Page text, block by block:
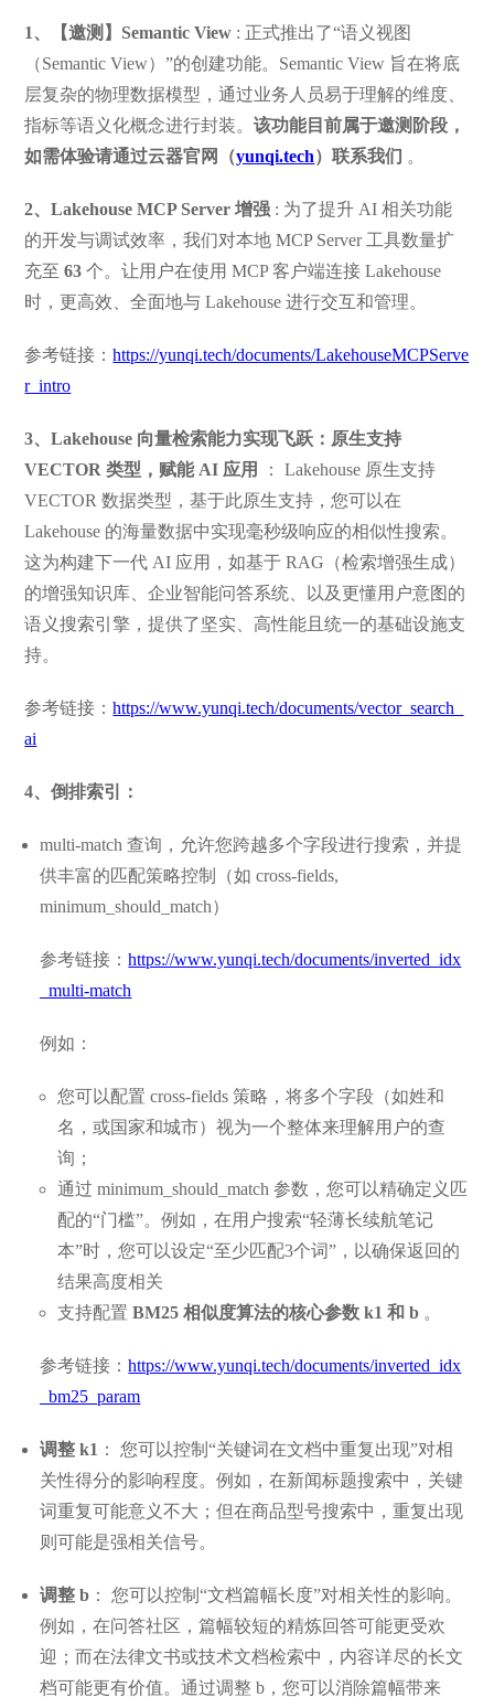
1、【邀测】Semantic View : 正式推出了“语义视图
（Semantic View）”的创建功能。Semantic View 旨在将底
层复杂的物理数据模型，通过业务人员易于理解的维度、
指标等语义化概念进行封装。该功能目前属于邀测阶段，
如需体验请通过云器官网（yunqi.tech）联系我们 。
2、Lakehouse MCP Server 增强 : 为了提升 AI 相关功能
的开发与调试效率，我们对本地 MCP Server 工具数量扩
充至63 个。让用户在使用 MCP 客户端连接 Lakehouse
时，更高效、全面地与 Lakehouse 进行交互和管理。
参考链接：https://yunqi.tech/documents/LakehouseMCPServe
r_intro
3、Lakehouse 向量检索能力实现飞跃：原生支持
VECTOR 类型，赋能 AI 应用
： Lakehouse 原生支持
VECTOR 数据类型，基于此原生支持，您可以在
Lakehouse 的海量数据中实现毫秒级响应的相似性搜索。
这为构建下一代 AI 应用，如基于 RAG（检索增强生成）
的增强知识库、企业智能问答系统、以及更懂用户意图的
语义搜索引擎，提供了坚实、高性能且统一的基础设施支
持。
参考链接：https://www.yunqi.tech/documents/vector_search_
ai
4、倒排索引：
multi-match 查询，允许您跨越多个字段进行搜索，并提
供丰富的匹配策略控制（如 cross-fields,
minimum_should_match）
参考链接：https://www.yunqi.tech/documents/inverted_idx
_multi-match
例如：
您可以配置 cross-fields 策略，将多个字段（如姓和
名，或国家和城市）视为一个整体来理解用户的查
询；
通过 minimum_should_match 参数，您可以精确定义匹
配的“门槛”。例如，在用户搜索“轻薄长续航笔记
本”时，您可以设定“至少匹配3个词”，以确保返回的
结果高度相关
支持配置BM25 相似度算法的核心参数 k1 和 b 。
参考链接：https://www.yunqi.tech/documents/inverted_idx
_bm25_param
调整 k1 ： 您可以控制“关键词在文档中重复出现”对相
关性得分的影响程度。例如，在新闻标题搜索中，关键
词重复可能意义不大；但在商品型号搜索中，重复出现
则可能是强相关信号。
调整 b ： 您可以控制“文档篇幅长度”对相关性的影响。
例如，在问答社区，篇幅较短的精炼回答可能更受欢
迎；而在法律文书或技术文档检索中，内容详尽的长文
档可能更有价值。通过调整 b，您可以消除篇幅带来